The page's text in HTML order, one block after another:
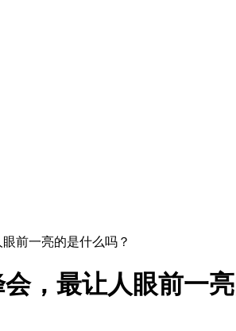
前一亮的是什么吗？
，最让人眼前一